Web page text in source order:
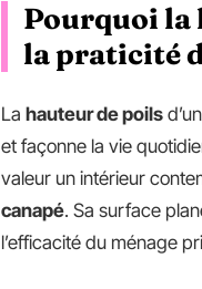
Pourquoi la
la praticité
La hauteur de poils
et façonne la vie
valeur un intérieur
canapé. Sa surface
l’efficacité du ménage